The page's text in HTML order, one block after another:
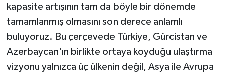
kapasite artışının tam da böyle bir dönemde
tamamlanmış olmasını son derece anlamlı
buluyoruz. Bu çerçevede Türkiye, Gürcistan ve
Azerbaycan'ın birlikte ortaya koyduğu ulaştırma
vizyonu yalnızca üç ülkenin değil, Asya ile Avrupa